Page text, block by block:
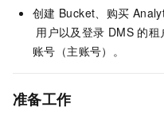
创建 Bucket、购买
用户以及登录 DMS 的租
账号（主账号）。
准备工作